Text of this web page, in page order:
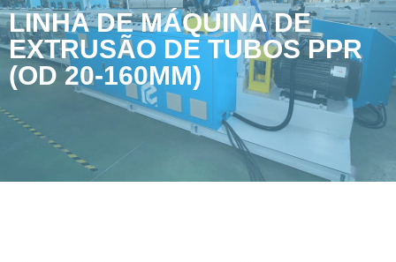
LINHA DE MÁQUINA DE
EXTRUSÃO DE TUBOS PPR
(OD 20-160MM)